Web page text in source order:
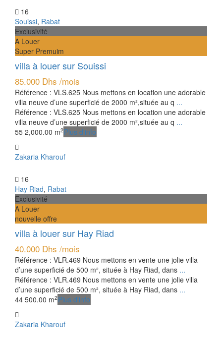
16
Souissi, Rabat
Exclusivité
A Louer
Super Premuim
villa à louer sur Souissi
85.000 Dhs /mois
Référence : VLS.625 Nous mettons en location une adorable
villa neuve d’une superficié de 2000 m²,située au q ...
Référence : VLS.625 Nous mettons en location une adorable
villa neuve d’une superficié de 2000 m²,située au q ...
55 2,000.00 m2Plus d'info
Zakaria Kharouf
16
Hay Riad, Rabat
Exclusivité
A Louer
nouvelle offre
villa à louer sur Hay Riad
40.000 Dhs /mois
Référence : VLR.469 Nous mettons en vente une jolie villa
d’une superficié de 500 m², située à Hay Riad, dans ...
Référence : VLR.469 Nous mettons en vente une jolie villa
d’une superficié de 500 m², située à Hay Riad, dans ...
44 500.00 m2Plus d'info
Zakaria Kharouf